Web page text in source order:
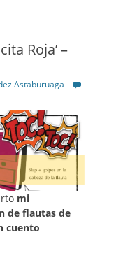
Roja’ –
Astaburuaga
mi
de flautas de
cuento